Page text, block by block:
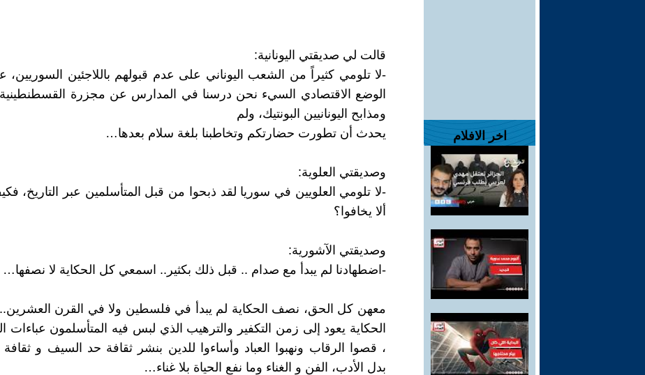
اخر الافلام
قالت لي صديقتي اليونانية:
-لا تلومي كثيراً من الشعب اليوناني على عدم قبولهم باللاجئين السوريين،
ومذابح اليونانيين البونتيك، ولم
يحدث أن تطورت حضارتكم وتخاطبنا بلغة سلام بعدها…
وصديقتي العلوية:
-لا تلومي العلويين في سوريا لقد ذبحوا من قبل المتأسلمين عبر التاريخ،
ألا يخافوا؟
وصديقتي الآشورية:
-اضطهادنا لم يبدأ مع صدام .. قبل ذلك بكثير.. اسمعي كل الحكاية لا نصفها…
معهن كل الحق، نصف الحكاية لم يبدأ في فلسطين ولا في القرن
الحكاية يعود إلى زمن التكفير والترهيب الذي لبس فيه المتأسلمون عباءات
، قصوا الرقاب ونهبوا العباد وأساءوا للدين بنشر ثقافة حد السيف و
بدل الأدب، الفن و الغناء وما نفع الحياة بلا غناء…